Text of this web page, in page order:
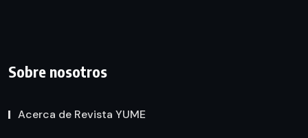
Sobre nosotros
Acerca de Revista YUME